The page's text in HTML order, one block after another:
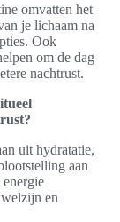
omvatten het
je lichaam na
Ook
om de dag
nachtrust.
uit hydratatie,
aan
en